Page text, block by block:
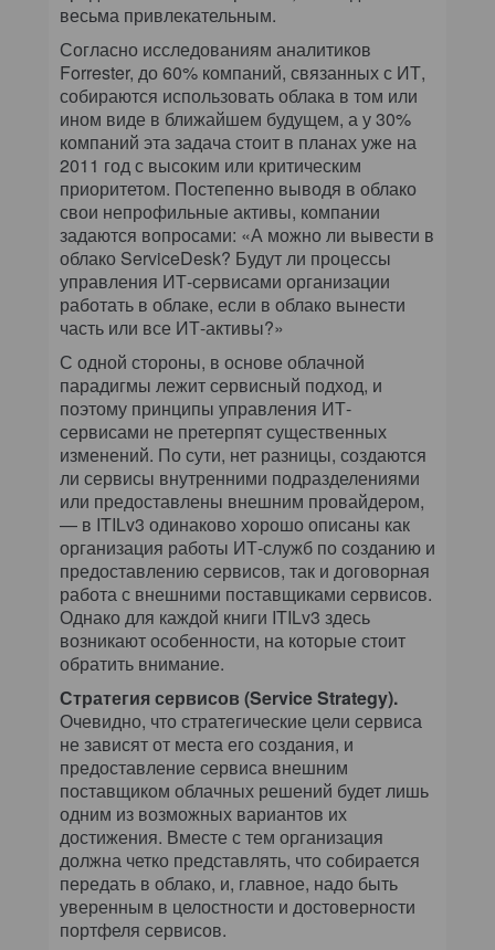
весьма привлекательным.
Согласно исследованиям аналитиков
Forrester, до 60% компаний, связанных с ИТ,
собираются использовать облака в том или
ином виде в ближайшем будущем, а у 30%
компаний эта задача стоит в планах уже на
2011 год с высоким или критическим
приоритетом. Постепенно выводя в облако
свои непрофильные активы, компании
задаются вопросами: «А можно ли вывести в
облако ServiceDesk? Будут ли процессы
управления ИТ-сервисами организации
работать в облаке, если в облако вынести
часть или все ИТ-активы?»
С одной стороны, в основе облачной
парадигмы лежит сервисный подход, и
поэтому принципы управления ИТ-
сервисами не претерпят существенных
изменений. По сути, нет разницы, создаются
ли сервисы внутренними подразделениями
или предоставлены внешним провайдером,
— в ITILv3 одинаково хорошо описаны как
организация работы ИТ-служб по созданию и
предоставлению сервисов, так и договорная
работа с внешними поставщиками сервисов.
Однако для каждой книги ITILv3 здесь
возникают особенности, на которые стоит
обратить внимание.
Стратегия сервисов (Service Strategy).
Очевидно, что стратегические цели сервиса
не зависят от места его создания, и
предоставление сервиса внешним
поставщиком облачных решений будет лишь
одним из возможных вариантов их
достижения. Вместе с тем организация
должна четко представлять, что собирается
передать в облако, и, главное, надо быть
уверенным в целостности и достоверности
портфеля сервисов.